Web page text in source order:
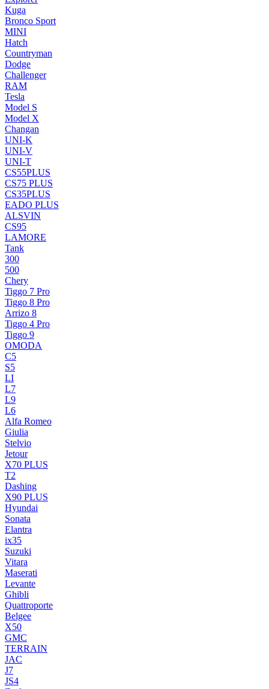
Kuga
Bronco Sport
MINI
Hatch
Countryman
Dodge
Challenger
RAM
Tesla
Model S
Model X
Changan
UNI-K
UNI-V
UNI-T
CS55PLUS
CS75 PLUS
CS35PLUS
EADO PLUS
ALSVIN
CS95
LAMORE
Tank
300
500
Chery
Tiggo 7 Pro
Tiggo 8 Pro
Arrizo 8
Tiggo 4 Pro
Tiggo 9
OMODA
C5
S5
LI
L7
L9
L6
Alfa Romeo
Giulia
Stelvio
Jetour
X70 PLUS
T2
Dashing
X90 PLUS
Hyundai
Sonata
Elantra
ix35
Suzuki
Vitara
Maserati
Levante
Ghibli
Quattroporte
Belgee
X50
GMC
TERRAIN
JAC
J7
JS4